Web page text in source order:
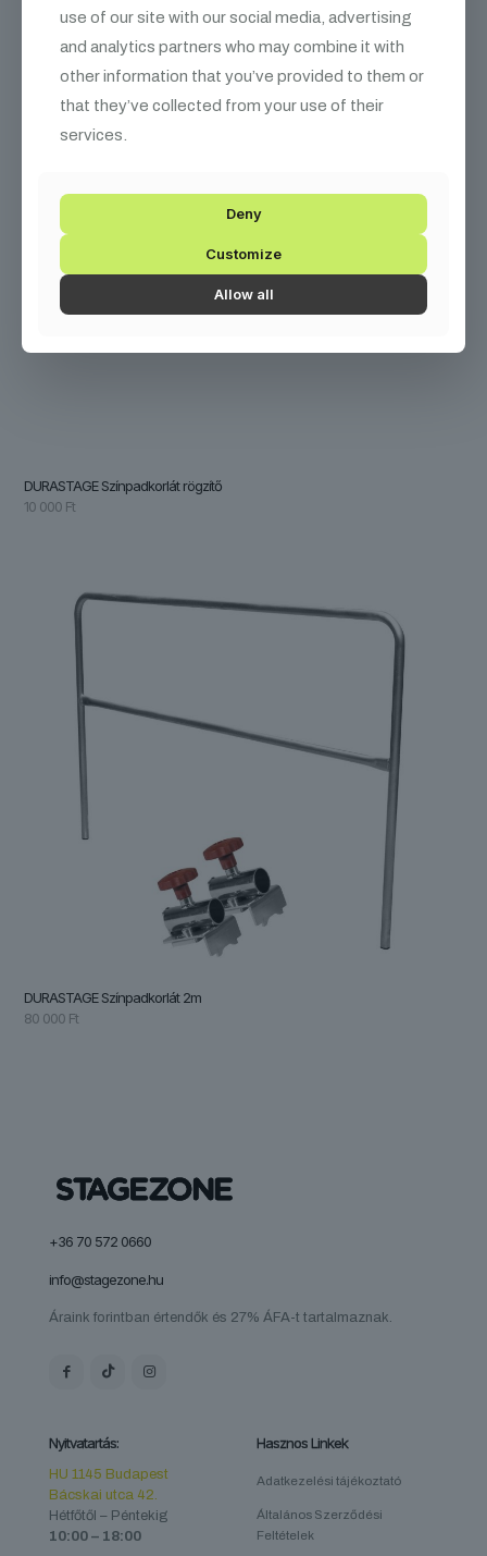
DURASTAGE Színpadkorlát rögzítő
10 000 Ft
DURASTAGE Színpadkorlát 2m
80 000 Ft
+36 70 572 0660
info@stagezone.hu
Áraink forintban értendők és 27% ÁFA-t tartalmaznak.
Nyitvatartás:
HU 1145 Budapest
Bácskai utca 42.
Hétfőtől – Péntekig
10:00 – 18:00
Hasznos Linkek
Adatkezelési tájékoztató
Általános Szerződési
Feltételek
use of our site with our social media, advertising
and analytics partners who may combine it with
other information that you’ve provided to them or
that they’ve collected from your use of their
services.
Deny
Customize
Allow all